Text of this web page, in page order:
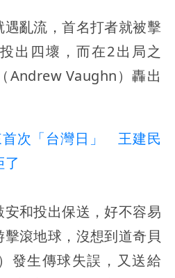
亂流，首名打者就被擊
出四壞，而在2出局之
Andrew Vaughn）轟出
首次「台灣日」 王建民
了
和投出保送，好不容易
滾地球，沒想到道奇貝
發生傳球失誤，又送給